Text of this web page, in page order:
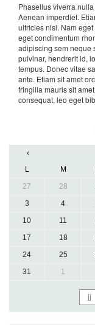
Phasellus viverra
Aenean imperdiet.
ultricies nisi. Nam
eget condimentum
adipiscing sem neque
pulvinar, hendrerit id,
tempus. Donec vitae
ante. Etiam sit amet
fringilla mauris sit
consequat, leo eget
‹
L
M
27
28
3
4
10
11
17
18
24
25
31
1